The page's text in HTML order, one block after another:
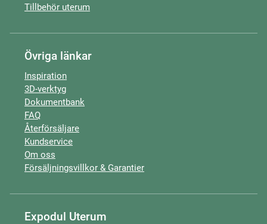
Tillbehör uterum
Övriga länkar
Inspiration
3D-verktyg
Dokumentbank
FAQ
Återförsäljare
Kundservice
Om oss
Försäljningsvillkor & Garantier
Expodul Uterum